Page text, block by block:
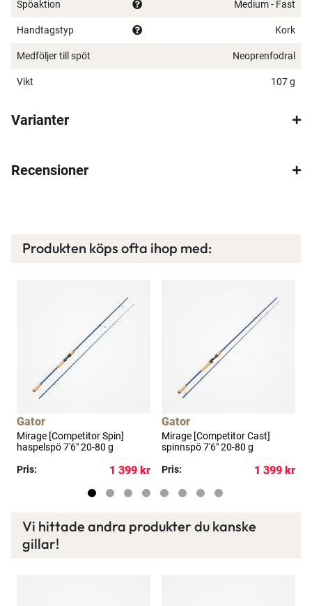
varje månad och mycket mer. Spara tusenlappar
Läs mer här
×
Unikt serienummer på varje spö
Spöaktion Medium - Fast
Handtagstyp Kork
Medföljer till spöt Neoprenfodral
Vikt 107 g
Varianter
Recensioner
Produkten köps ofta ihop med:
Gator
Mirage [Competitor Spin]
haspelspö 7'6" 20-80 g
Pris:
1 399 kr
Gator
Mirage [Competitor Cast]
spinnspö 7'6" 20-80 g
Pris:
1 399 kr
Vi hittade andra produkter du kanske
gillar!